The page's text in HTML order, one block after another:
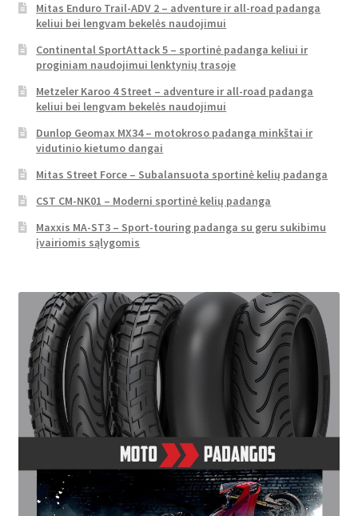
Mitas Enduro Trail-ADV 2 – adventure ir all-road padanga
keliui bei lengvam bekelės naudojimui
Continental SportAttack 5 – sportinė padanga keliui ir
proginiam naudojimui lenktynių trasoje
Metzeler Karoo 4 Street – adventure ir all-road padanga
keliui bei lengvam bekelės naudojimui
Dunlop Geomax MX34 – motokroso padanga minkštai ir
vidutinio kietumo dangai
Mitas Street Force – Subalansuota sportinė kelių padanga
CST CM-NK01 – Moderni sportinė kelių padanga
Maxxis MA-ST3 – Sport-touring padanga su geru sukibimu
įvairiomis sąlygomis